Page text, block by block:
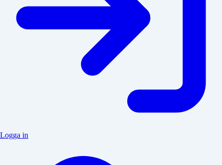
Logga in